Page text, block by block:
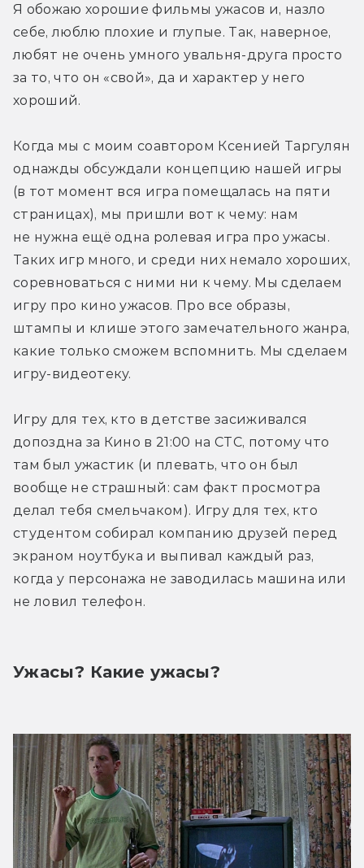
Я обожаю хорошие фильмы ужасов и, назло
себе, люблю плохие и глупые. Так, наверное,
любят не очень умного увальня-друга просто
за то, что он «свой», да и характер у него
хороший.
Когда мы с моим соавтором Ксенией Таргулян
однажды обсуждали концепцию нашей игры
(в тот момент вся игра помещалась на пяти
страницах), мы пришли вот к чему: нам
не нужна ещё одна ролевая игра про ужасы.
Таких игр много, и среди них немало хороших,
соревноваться с ними ни к чему. Мы сделаем
игру про кино ужасов. Про все образы,
штампы и клише этого замечательного жанра,
какие только сможем вспомнить. Мы сделаем
игру-видеотеку.
Игру для тех, кто в детстве засиживался
допоздна за Кино в 21:00 на СТС, потому что
там был ужастик (и плевать, что он был
вообще не страшный: сам факт просмотра
делал тебя смельчаком). Игру для тех, кто
студентом собирал компанию друзей перед
экраном ноутбука и выпивал каждый раз,
когда у персонажа не заводилась машина или
не ловил телефон.
Ужасы? Какие ужасы?